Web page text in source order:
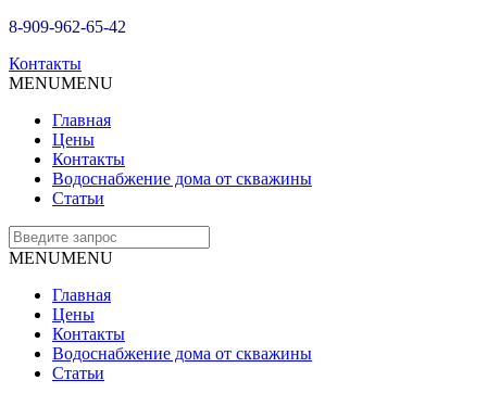
8-909-962-65-42
Контакты
MENUMENU
Главная
Цены
Контакты
Водоснабжение дома от скважины
Статьи
MENUMENU
Главная
Цены
Контакты
Водоснабжение дома от скважины
Статьи